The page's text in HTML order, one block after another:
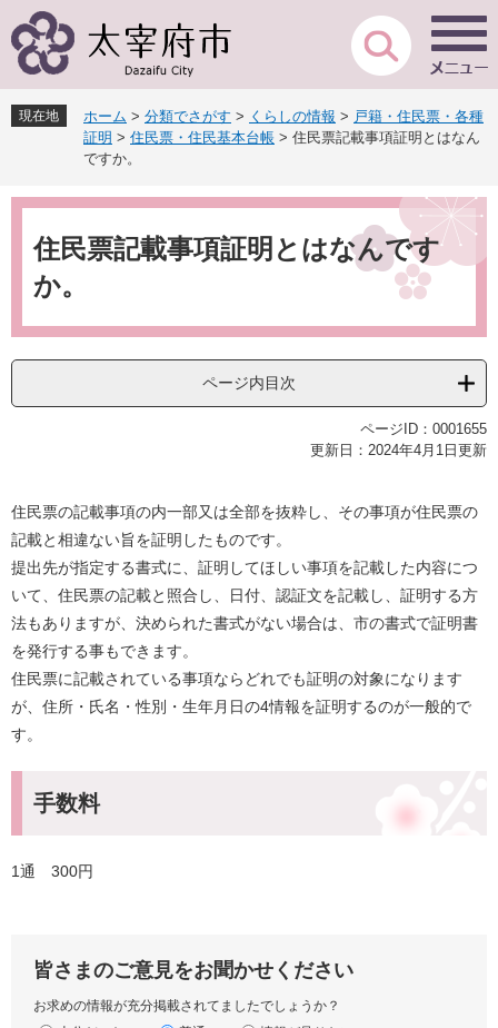
ー
先
頭
。
ニ
を
飛
て
現在地 ホーム > 分類でさがす > くらしの情報 > 戸籍・住民票・各種
証明 > 住民票・住民基本台帳 > 住民票記載事項証明とはなん
ですか。
本
住民票記載事項証明とはなんです
か。
ページ内目次
ページID：0001655
更新日：2024年4月1日更新
住民票の記載事項の内一部又は全部を抜粋し、その事項が住民票の
記載と相違ない旨を証明したものです。
提出先が指定する書式に、証明してほしい事項を記載した内容につ
いて、住民票の記載と照合し、日付、認証文を記載し、証明する方
法もありますが、決められた書式がない場合は、市の書式で証明書
を発行する事もできます。
住民票に記載されている事項ならどれでも証明の対象になります
が、住所・氏名・性別・生年月日の4情報を証明するのが一般的で
す。
手数料
1通 300円
皆さまのご意見をお聞かせください
お求めの情報が充分掲載されてましたでしょうか？